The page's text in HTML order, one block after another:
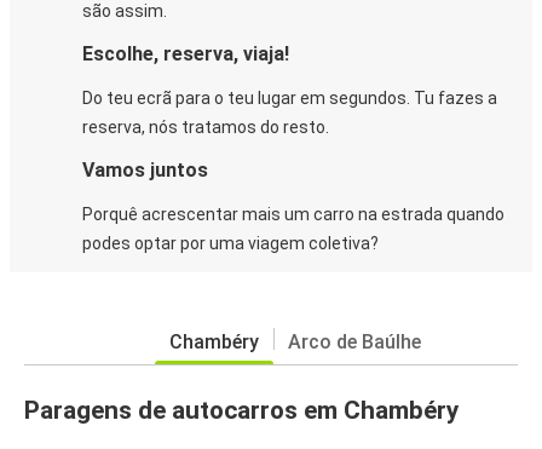
são assim.
Escolhe, reserva, viaja!
Do teu ecrã para o teu lugar em segundos. Tu fazes a
reserva, nós tratamos do resto.
Vamos juntos
Porquê acrescentar mais um carro na estrada quando
podes optar por uma viagem coletiva?
Chambéry Arco de Baúlhe
Paragens de autocarros em Chambéry